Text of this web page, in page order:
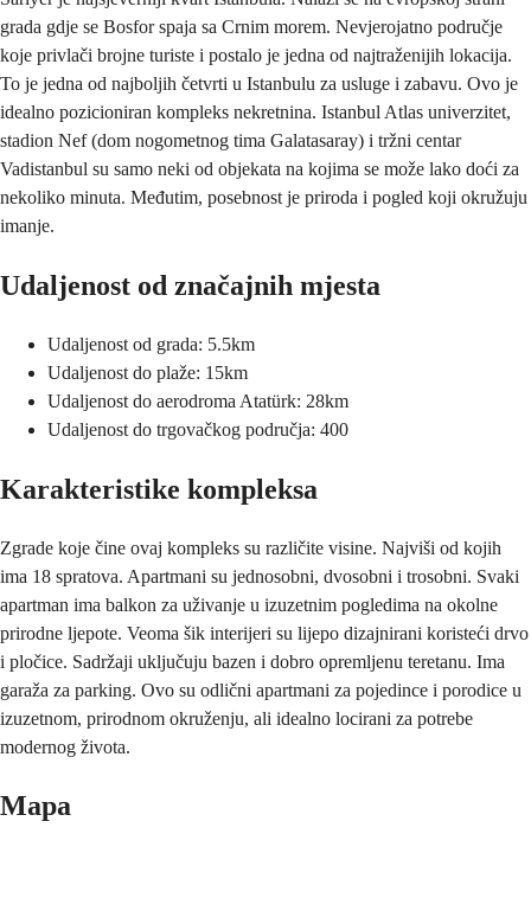
grada gdje se Bosfor spaja sa Crnim morem. Nevjerojatno područje
koje privlači brojne turiste i postalo je jedna od najtraženijih lokacija.
To je jedna od najboljih četvrti u Istanbulu za usluge i zabavu. Ovo je
idealno pozicioniran kompleks nekretnina. Istanbul Atlas univerzitet,
stadion Nef (dom nogometnog tima Galatasaray) i tržni centar
Vadistanbul su samo neki od objekata na kojima se može lako doći za
nekoliko minuta. Međutim, posebnost je priroda i pogled koji okružuju
imanje.
Udaljenost od značajnih mjesta
Udaljenost od grada: 5.5km
Udaljenost do plaže: 15km
Udaljenost do aerodroma Atatürk: 28km
Udaljenost do trgovačkog područja: 400
Karakteristike kompleksa
Zgrade koje čine ovaj kompleks su različite visine. Najviši od kojih
ima 18 spratova. Apartmani su jednosobni, dvosobni i trosobni. Svaki
apartman ima balkon za uživanje u izuzetnim pogledima na okolne
prirodne ljepote. Veoma šik interijeri su lijepo dizajnirani koristeći drvo
i pločice. Sadržaji uključuju bazen i dobro opremljenu teretanu. Ima
garaža za parking. Ovo su odlični apartmani za pojedince i porodice u
izuzetnom, prirodnom okruženju, ali idealno locirani za potrebe
modernog života.
Mapa